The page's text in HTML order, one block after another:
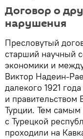
Договор о
нарушения
Пресловутый
старший научный
экономики и
Виктор Надеин-
далекого 1921
и правительством
Турции. Тем самым
с Турецкой
проходили на